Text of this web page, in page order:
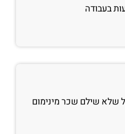
בעבודה
שלא שילם שכר מינימום